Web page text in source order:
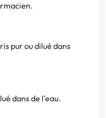
pur ou dilué dans
dans de l'eau.